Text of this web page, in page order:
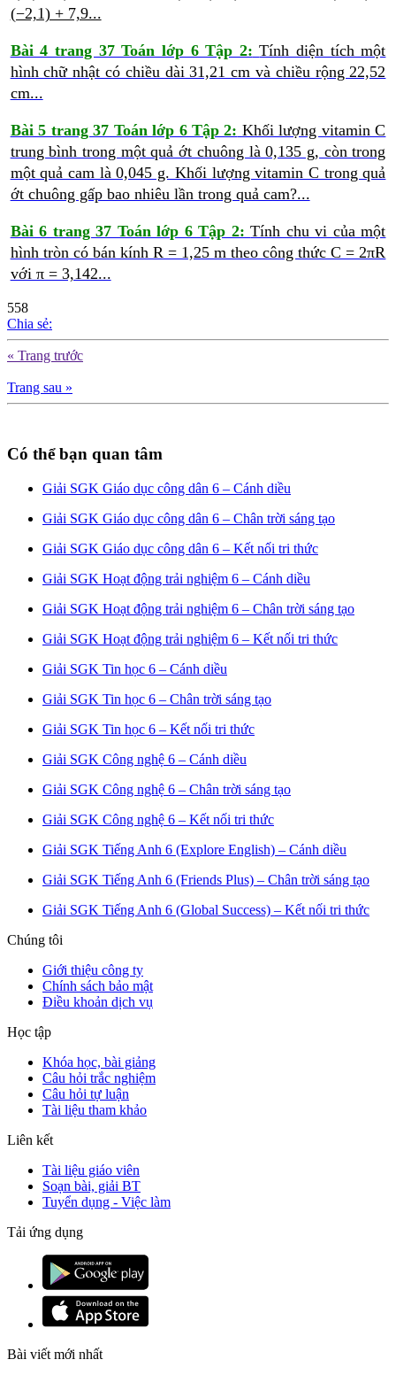
(−2,1) + 7,9...
Bài 4 trang 37 Toán lớp 6 Tập 2: Tính diện tích một
hình chữ nhật có chiều dài 31,21 cm và chiều rộng 22,52
cm...
Bài 5 trang 37 Toán lớp 6 Tập 2: Khối lượng vitamin C
trung bình trong một quả ớt chuông là 0,135 g, còn trong
một quả cam là 0,045 g. Khối lượng vitamin C trong quả
ớt chuông gấp bao nhiêu lần trong quả cam?...
Bài 6 trang 37 Toán lớp 6 Tập 2:Tính chu vi của một
hình tròn có bán kính R = 1,25 m theo công thức C = 2πR
với π = 3,142...
558
Chia sẻ:
« Trang trước
Trang sau »
Có thể bạn quan tâm
Giải SGK Giáo dục công dân 6 – Cánh diều
Giải SGK Giáo dục công dân 6 – Chân trời sáng tạo
Giải SGK Giáo dục công dân 6 – Kết nối tri thức
Giải SGK Hoạt động trải nghiệm 6 – Cánh diều
Giải SGK Hoạt động trải nghiệm 6 – Chân trời sáng tạo
Giải SGK Hoạt động trải nghiệm 6 – Kết nối tri thức
Giải SGK Tin học 6 – Cánh diều
Giải SGK Tin học 6 – Chân trời sáng tạo
Giải SGK Tin học 6 – Kết nối tri thức
Giải SGK Công nghệ 6 – Cánh diều
Giải SGK Công nghệ 6 – Chân trời sáng tạo
Giải SGK Công nghệ 6 – Kết nối tri thức
Giải SGK Tiếng Anh 6 (Explore English) – Cánh diều
Giải SGK Tiếng Anh 6 (Friends Plus) – Chân trời sáng tạo
Giải SGK Tiếng Anh 6 (Global Success) – Kết nối tri thức
Chúng tôi
Giới thiệu công ty
Chính sách bảo mật
Điều khoản dịch vụ
Học tập
Khóa học, bài giảng
Câu hỏi trắc nghiệm
Câu hỏi tự luận
Tài liệu tham khảo
Liên kết
Tài liệu giáo viên
Soạn bài, giải BT
Tuyển dụng - Việc làm
Tải ứng dụng
Bài viết mới nhất